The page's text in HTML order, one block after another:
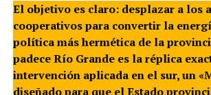
El objetivo es claro: desplazar a los
cooperativos para convertir la
política más hermética de la
padece Río Grande es la réplica
intervención aplicada en el sur, un
diseñado para que el Estado